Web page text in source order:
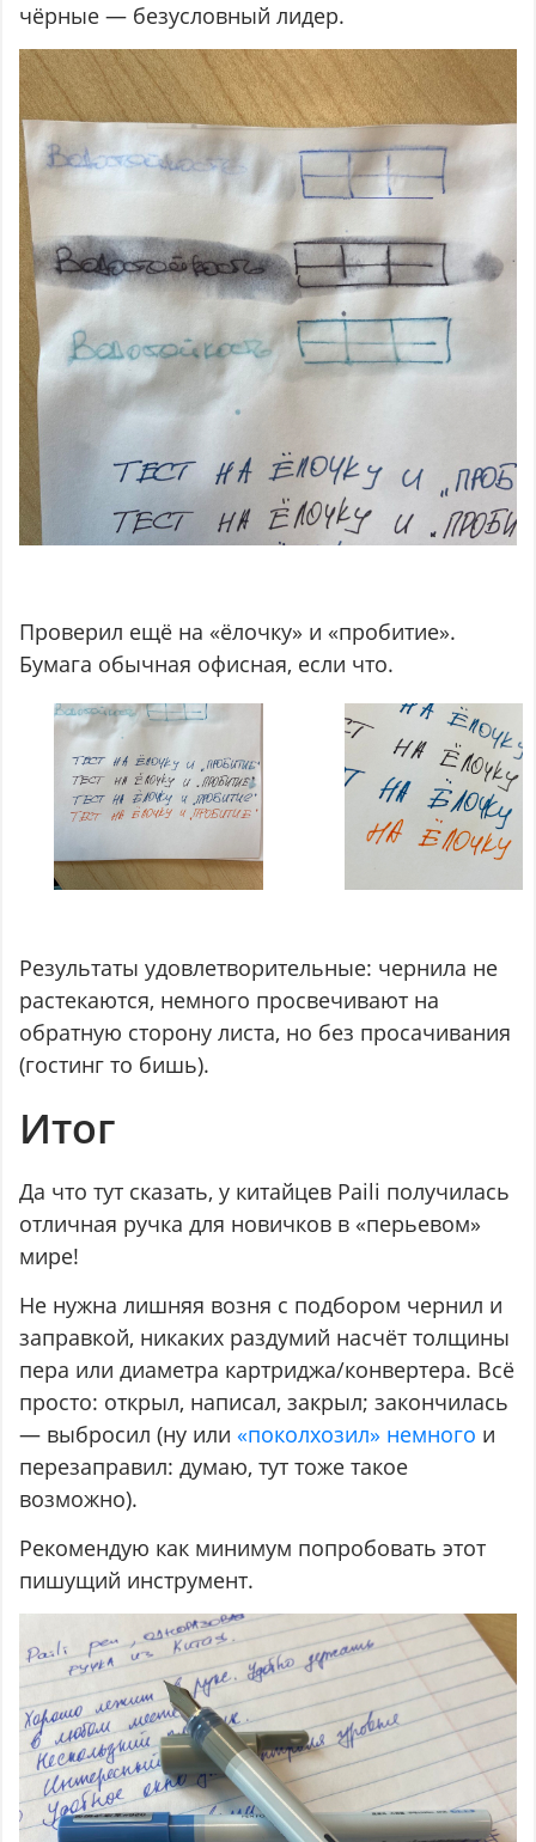
чёрные — безусловный лидер.
Проверил ещё на «ёлочку» и «пробитие».
Бумага обычная офисная, если что.
Результаты удовлетворительные: чернила не
растекаются, немного просвечивают на
обратную сторону листа, но без просачивания
(гостинг то бишь).
Итог
Да что тут сказать, у китайцев Paili получилась
отличная ручка для новичков в «перьевом»
мире!
Не нужна лишняя возня с подбором чернил и
заправкой, никаких раздумий насчёт толщины
пера или диаметра картриджа/конвертера. Всё
просто: открыл, написал, закрыл; закончилась
— выбросил (ну или«поколхозил» немного и
перезаправил: думаю, тут тоже такое
возможно).
Рекомендую как минимум попробовать этот
пишущий инструмент.